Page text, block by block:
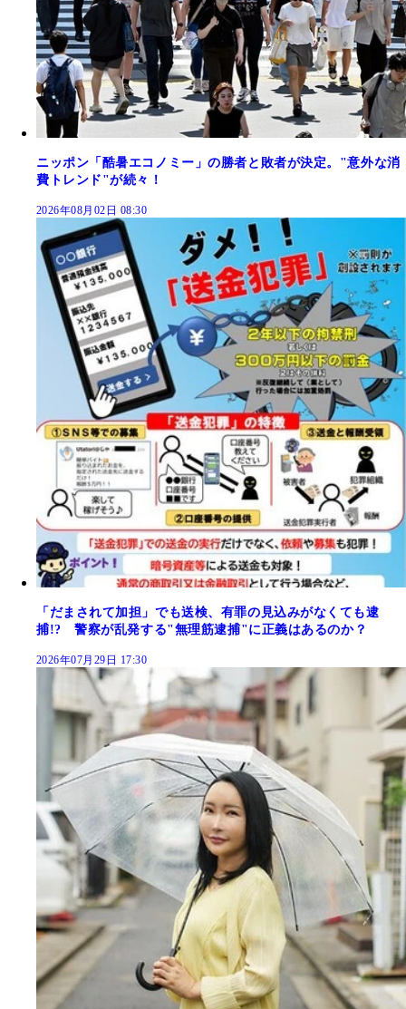
ニッポン「酷暑エコノミー」の勝者と敗者が決定。"意外な消
費トレンド"が続々！
2026年08月02日 08:30
「だまされて加担」でも送検、有罪の見込みがなくても逮
捕!? 警察が乱発する"無理筋逮捕"に正義はあるのか？
2026年07月29日 17:30